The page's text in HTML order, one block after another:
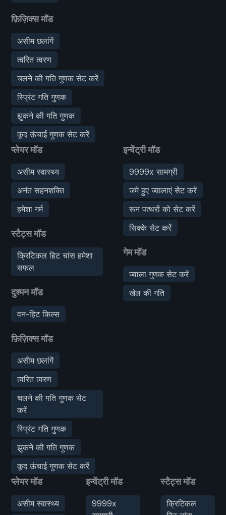
फ़िज़िक्स मॉड
असीम छलांगें
त्वरित त्वरण
चलने की गति गुणक सेट करें
स्प्रिंट गति गुणक
झुकने की गति गुणक
कूद ऊंचाई गुणक सेट करें
प्लेयर मॉड
असीम स्वास्थ्य
अनंत सहनशक्ति
हमेशा गर्म
स्टैट्स मॉड
क्रिटिकल हिट चांस हमेशा
सफल
दुश्मन मॉड
वन-हिट किल्स
फ़िज़िक्स मॉड
असीम छलांगें
त्वरित त्वरण
चलने की गति गुणक सेट
करें
स्प्रिंट गति गुणक
झुकने की गति गुणक
कूद ऊंचाई गुणक सेट करें
इन्वेंट्री मॉड
9999x सामग्री
जमे हुए ज्वालाएं सेट करें
रून पत्थरों को सेट करें
सिक्के सेट करें
गेम मॉड
ज्वाला गुणक सेट करें
खेल की गति
प्लेयर मॉड
असीम स्वास्थ्य
इन्वेंट्री मॉड
9999x
स्टैट्स मॉड
क्रिटिकल